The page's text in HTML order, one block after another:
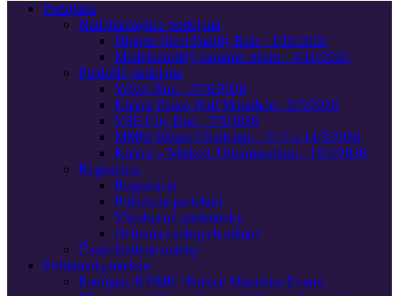
Podujatia
Nadchádzajúce podujatia
Nippon Steel Family Run · 3/10/2026
Medzinárodný maratón mieru · 4/10/2026
Predošlé podujatia
Velvet Run · 27/6/2026
Košice Peace Half Marathon · 9/5/2026
VSE City Run · 7/5/2026
MMM Winter Challenge · 21/2 a 14/3/2026
Košice – Miskolc Ultramarathon · 18/4/2026
Registrácia
Registrácia
Prihlásení pretekári
Všeobecné podmienky
Ochrana osobných údajov
Často kladené otázky
Prihlásení pretekári
Podujatia KEME / Košice Marathon Events